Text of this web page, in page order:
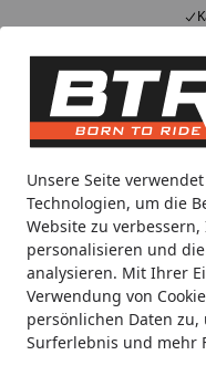
Unsere Seite
Technologien, um die
Website zu
personalisieren und
analysieren. Mit Ihrer
Verwendung von
persönlichen Daten
Surferlebnis und mehr
Alle Produkte
Mein Konto
Suchen
Noch 2
Spare bis zu 35%
Startseite
Reifenmontage